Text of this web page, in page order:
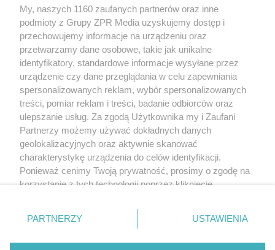
rozpowszechniany lub dalej rozpowszechniany w jakikolwiek sposób
(w tym także elektroniczny lub mechaniczny) na jakimkolwiek polu
eksploatacji w jakiejkolwiek formie, włącznie z umieszczaniem w
Internecie bez pisemnej zgody właściciela praw. Jakiekolwiek użycie
lub wykorzystanie utworów w całości lub w części z naruszeniem
prawa, tzn. bez właściwej zgody, jest zabronione pod groźbą kary i
może być ścigane prawnie.
O nas
Informacje prawne
Nasze serwisy
My, naszych 1160 zaufanych partnerów oraz inne
podmioty z Grupy ZPR Media uzyskujemy dostęp i
przechowujemy informacje na urządzeniu oraz
przetwarzamy dane osobowe, takie jak unikalne
identyfikatory, standardowe informacje wysyłane przez
urządzenie czy dane przeglądania w celu zapewniania
spersonalizowanych reklam, wybór spersonalizowanych
treści, pomiar reklam i treści, badanie odbiorców oraz
ulepszanie usług. Za zgodą Użytkownika my i Zaufani
Partnerzy możemy używać dokładnych danych
geolokalizacyjnych oraz aktywnie skanować
charakterystykę urządzenia do celów identyfikacji.
Ponieważ cenimy Twoją prywatność, prosimy o zgodę na
korzystanie z tych technologii poprzez kliknięcie
zmienić/wycofać klikając przycisk ustawień prywatności
znajdujący się w lewym dolnym rogu strony
rodzaje przetwarzania danych nie wymagają zgody
PARTNERZY USTAWIENIA